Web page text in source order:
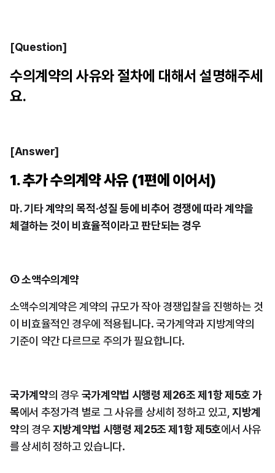
[Question]
수의계약의 사유와 절차에 대해서 설명해주세
요.
[Answer]
1. 추가 수의계약 사유 (1편에 이어서)
마. 기타 계약의 목적·성질 등에 비추어 경쟁에 따라 계약을
체결하는 것이 비효율적이라고 판단되는 경우
① 소액수의계약
소액수의계약은 계약의 규모가 작아 경쟁입찰을 진행하는 것
이 비효율적인 경우에 적용됩니다. 국가계약과 지방계약의
기준이 약간 다르므로 주의가 필요합니다.
국가계약의 경우 국가계약법 시행령 제26조 제1항 제5호 가
목에서 추정가격 별로 그 사유를 상세히 정하고 있고, 지방계
약의 경우 지방계약법 시행령 제25조 제1항 제5호에서 사유
를 상세히 정하고 있습니다.